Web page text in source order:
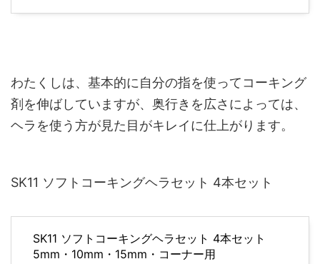
わたくしは、基本的に自分の指を使ってコーキング
剤を伸ばしていますが、奥行きを広さによっては、
ヘラを使う方が見た目がキレイに仕上がります。
SK11 ソフトコーキングヘラセット 4本セット
SK11 ソフトコーキングヘラセット 4本セット
5mm・10mm・15mm・コーナー用